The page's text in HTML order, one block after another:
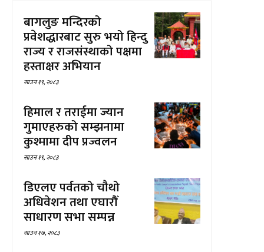
बागलुङ मन्दिरको
प्रवेशद्धारबाट सुरु भयो हिन्दु
राज्य र राजसंस्थाको पक्षमा
हस्ताक्षर अभियान
साउन १९, २०८३
हिमाल र तराईमा ज्यान
गुमाएहरुको सम्झनामा
कुश्मामा दीप प्रज्वलन
साउन १९, २०८३
डिएलए पर्वतको चौथो
अधिवेशन तथा एघारौँ
साधारण सभा सम्पन्न
साउन १७, २०८३